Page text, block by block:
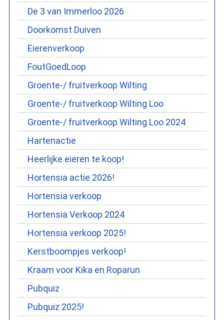
De 3 van Immerloo 2026
Doorkomst Duiven
Eierenverkoop
FoutGoedLoop
Groente-/ fruitverkoop Wilting
Groente-/ fruitverkoop Wilting Loo
Groente-/ fruitverkoop Wilting Loo 2024
Hartenactie
Heerlijke eieren te koop!
Hortensia actie 2026!
Hortensia verkoop
Hortensia Verkoop 2024
Hortensia verkoop 2025!
Kerstboompjes verkoop!
Kraam voor Kika en Roparun
Pubquiz
Pubquiz 2025!